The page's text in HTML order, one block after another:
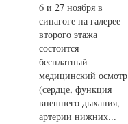
6 и 27 ноября в
синагоге на галерее
второго этажа
состоится
бесплатный
медицинский осмотр
(сердце, функция
внешнего дыхания,
артерии нижних...